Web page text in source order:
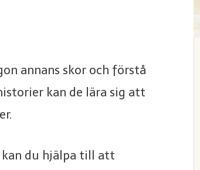
annans skor och förstå
kan de lära sig att
du hjälpa till att